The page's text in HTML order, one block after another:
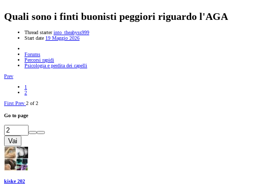
Quali sono i finti buonisti peggiori riguardo l'AGA
Thread starter into_theabyss999
Start date 19 Maggio 2026
Forums
Percorsi rapidi
Psicologia e perdita dei capelli
Prev
1
2
First Prev 2 of 2
Go to page
Vai
kiske 202